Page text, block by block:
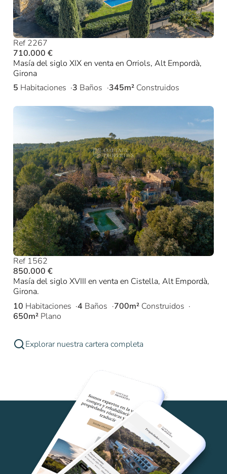
Ref 2267
710.000 €
Masía del siglo XIX en venta en Orriols, Alt Empordà,
Girona
5 Habitaciones 3 Baños 345m² Construidos
Ref 1562
850.000 €
Masía del siglo XVIII en venta en Cistella, Alt Empordà,
Girona.
10 Habitaciones 4 Baños 700m² Construidos
650m² Plano
Explorar nuestra cartera completa